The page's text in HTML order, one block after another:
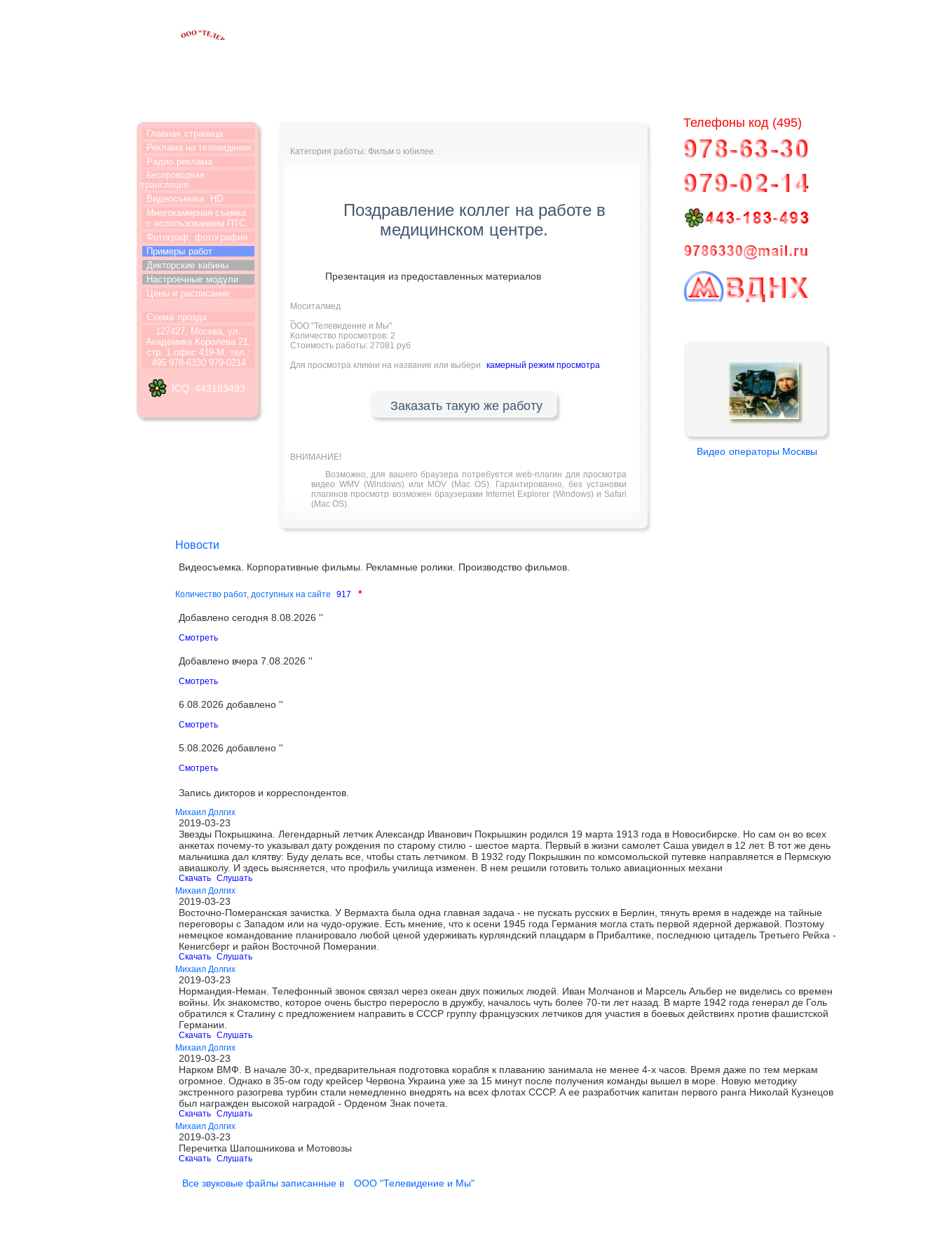
Главная страница
Реклама на телевидении
Радио реклама
Беспроводная
трансляция
Видеосъемка
HD
Многокамерная съемка
с использованием ПТС
Фотограф, фотография
Примеры работ
Дикторские кабины
Настроечные модули
Цены и расписание
Схема прозда
127427, Москва, ул.
Академика Королева 21,
стр. 1 офис 419-М, тел.:
495 978-6330 979-0214
ICQ 443183493
Категория работы: Фильм о юбилее.
Поздравление коллег на работе в
медицинском центре.
Презентация из предоставленных материалов
Моситалмед
ООО "Телевидение и Мы"
Количество просмотров: 2
Стоимость работы: 27081 руб
Для просмотра кликни на название или выбери
камерный режим просмотра
Заказать такую же работу
ВНИМАНИЕ!
Возможно, для вашего браузера потребуется web-плагин для просмотра
видео WMV (Windows) или MOV (Mac OS). Гарантированно, без установки
плагинов просмотр возможен браузерами Internet Explorer (Windows) и Safari
(Mac OS).
Телефоны код (495)
Видео операторы Москвы
Новости
Видеосъемка. Корпоративные фильмы. Рекламные ролики. Производство фильмов.
Количество работ, доступных на сайте 917 *
Добавлено сегодня 8.08.2026 ''
Смотреть
Добавлено вчера 7.08.2026 ''
Смотреть
6.08.2026 добавлено ''
Смотреть
5.08.2026 добавлено ''
Смотреть
Запись дикторов и корреспондентов.
Михаил Долгих
2019-03-23
Звезды Покрышкина. Легендарный летчик Александр Иванович Покрышкин родился 19 марта 1913 года в Новосибирске. Но сам он во всех
анкетах почему-то указывал дату рождения по старому стилю - шестое марта. Первый в жизни самолет Саша увидел в 12 лет. В тот же день
мальчишка дал клятву: Буду делать все, чтобы стать летчиком. В 1932 году Покрышкин по комсомольской путевке направляется в Пермскую
авиашколу. И здесь выясняется, что профиль училища изменен. В нем решили готовить только авиационных механи
Скачать Слушать
Михаил Долгих
2019-03-23
Восточно-Померанская зачистка. У Вермахта была одна главная задача - не пускать русских в Берлин, тянуть время в надежде на тайные
переговоры с Западом или на чудо-оружие. Есть мнение, что к осени 1945 года Германия могла стать первой ядерной державой. Поэтому
немецкое командование планировало любой ценой удерживать курляндский плацдарм в Прибалтике, последнюю цитадель Третьего Рейха -
Кенигсберг и район Восточной Померании.
Скачать Слушать
Михаил Долгих
2019-03-23
Нормандия-Неман. Телефонный звонок связал через океан двух пожилых людей. Иван Молчанов и Марсель Альбер не виделись со времен
войны. Их знакомство, которое очень быстро переросло в дружбу, началось чуть более 70-ти лет назад. В марте 1942 года генерал де Голь
обратился к Сталину с предложением направить в СССР группу французских летчиков для участия в боевых действиях против фашистской
Германии.
Скачать Слушать
Михаил Долгих
2019-03-23
Нарком ВМФ. В начале 30-х, предварительная подготовка корабля к плаванию занимала не менее 4-х часов. Время даже по тем меркам
огромное. Однако в 35-ом году крейсер Червона Украина уже за 15 минут после получения команды вышел в море. Новую методику
экстренного разогрева турбин стали немедленно внедрять на всех флотах СССР. А ее разработчик капитан первого ранга Николай Кузнецов
был награжден высокой наградой - Орденом Знак почета.
Скачать Слушать
Михаил Долгих
2019-03-23
Перечитка Шапошникова и Мотовозы
Скачать Слушать
Все звуковые файлы записанные в ООО "Телевидение и Мы"